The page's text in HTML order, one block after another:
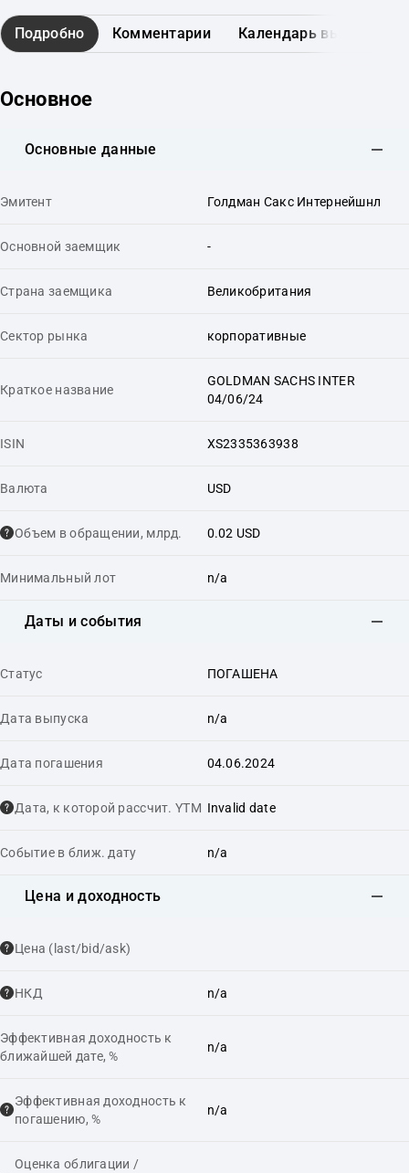
Подробно Комментарии Календарь выплат
Основное
Основные данные
Эмитент Голдман Сакс Интернейшнл
Основной заемщик -
Страна заемщика Великобритания
Сектор рынка корпоративные
Краткое название
GOLDMAN SACHS INTER
04/06/24
ISIN XS2335363938
Валюта USD
Объем в обращении, млрд. 0.02 USD
Минимальный лот n/a
Даты и события
Статус ПОГАШЕНА
Дата выпуска n/a
Дата погашения 04.06.2024
Дата, к которой рассчит. YTM Invalid date
Событие в ближ. дату n/a
Цена и доходность
Цена (last/bid/ask)
НКД n/a
Эффективная доходность к
ближайшей дате, %
n/a
Эффективная доходность к
погашению, %
n/a
Оценка облигации /